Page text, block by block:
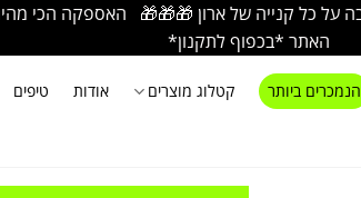
כל קנייה של ארון 🎁🎁🎁 האספקה הכי מהירה
האתר *בכפוף לתקנון*
הנמכרים ביותר קטלוג מוצרים אודות
טיפים